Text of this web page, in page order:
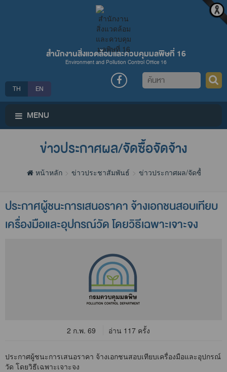
สำนักงานสิ่งแวดล้อมและควบคุมมลพิษที่ 16
Environment and Pollution Control Office 16
TH EN
ค้นหา
MENU
ข่าวประกาศผล/จัดซื้อจัดจ้าง
หน้าหลัก ข่าวประชาสัมพันธ์ ข่าวประกาศผล/จัดซื้อจัดจ้าง
ประกาศผู้ชนะการเสนอราคา จ้างเอกชนสอบเทียบ
เครื่องมือและอุปกรณ์วัด โดยวิธีเฉพาะเจาะจง
2 ก.พ. 69 อ่าน 117 ครั้ง
ประกาศผู้ชนะการเสนอราคา จ้างเอกชนสอบเทียบเครื่องมือและอุปกรณ์
วัด โดยวิธีเฉพาะเจาะจง